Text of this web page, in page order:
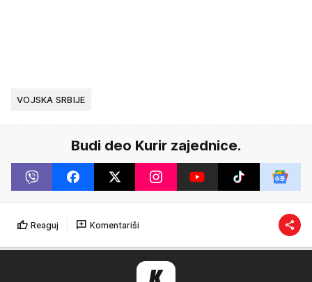
VOJSKA SRBIJE
Budi deo Kurir zajednice.
Reaguj Komentariši